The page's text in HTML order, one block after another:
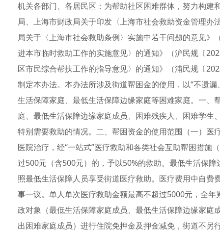
机关各部门、各居民区：为帮助社区困难群体，努力构
局、上海市财政局关于印发〈上海市社会救助资金管理
局关于〈上海市社会救助条例〉实施中若干问题的意见
进本市临时救助工作的实施意见〉的通知》（沪民规〔
区市民综合帮扶工作的指导意见〉的通知》（浦民规〔
制定本办法。本办法所涉及街道帮困金的使用，以“不遗
生活保障家庭、最低生活保障边缘家庭等困难家庭。一
庭、最低生活保障边缘家庭成员、困难残疾人、困难学
特别需要救助的情况。二、帮困资金的使用范围（一）
医院治疗，经“一站式”医疗救助和各类社会互助帮困措
过500元（含500元）的，予以50%的救助。最低生活保
照最低生活保障人员享受街道医疗救助。医疗费用中自
事一议。单人单次医疗救助金额最高不超过5000元，全
政对象（最低生活保障家庭成员、最低生活保障边缘家
出困难家庭成员）进行住院免押金及押金减免，街道不